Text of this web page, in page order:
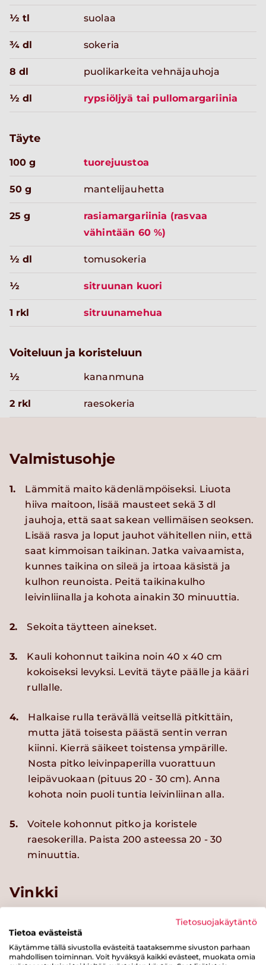
½ tl suolaa
¾ dl sokeria
8 dl puolikarkeita vehnäjauhoja
½ dl rypsiöljyä tai pullomargariinia
Täyte
100 g tuorejuustoa
50 g mantelijauhetta
25 g
rasiamargariinia (rasvaa
vähintään 60 %)
½ dl tomusokeria
½ sitruunan kuori
1 rkl sitruunamehua
Voiteluun ja koristeluun
½ kananmuna
2 rkl raesokeria
Valmistusohje
1.
Lämmitä maito kädenlämpöiseksi. Liuota
hiiva maitoon, lisää mausteet sekä 3 dl
jauhoja, että saat sakean vellimäisen seoksen.
Lisää rasva ja loput jauhot vähitellen niin, että
saat kimmoisan taikinan. Jatka vaivaamista,
kunnes taikina on sileä ja irtoaa käsistä ja
kulhon reunoista. Peitä taikinakulho
leivinliinalla ja kohota ainakin 30 minuuttia.
2. Sekoita täytteen ainekset.
3.
Kauli kohonnut taikina noin 40 x 40 cm
kokoiseksi levyksi. Levitä täyte päälle ja kääri
rullalle.
4.
Halkaise rulla terävällä veitsellä pitkittäin,
mutta jätä toisesta päästä sentin verran
kiinni. Kierrä säikeet toistensa ympärille.
Nosta pitko leivinpaperilla vuorattuun
leipävuokaan (pituus 20 - 30 cm). Anna
kohota noin puoli tuntia leivinliinan alla.
5.
Voitele kohonnut pitko ja koristele
raesokerilla. Paista 200 asteessa 20 - 30
minuuttia.
Vinkki
kookos-
valkosuklaatäytteellä
Tietosuojakäytäntö
Tietoa evästeistä
Käytämme tällä sivustolla evästeitä taataksemme sivuston parhaan
mahdollisen toiminnan. Voit hyväksyä kaikki evästeet, muokata omia